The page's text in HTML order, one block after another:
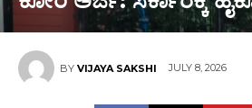
BY VIJAYA SAKSHI JULY 8, 2026